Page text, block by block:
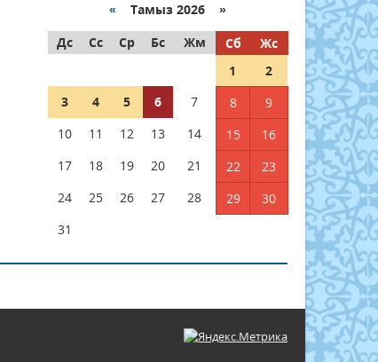
« Тамыз 2026 »
Дс
Сс Ср Бс Жм Сб
Жс
1
2
3
4 5 6 7 8
9
10
11 12 13 14 15
16
17
18 19 20 21 22
23
24
25 26 27 28 29
30
31